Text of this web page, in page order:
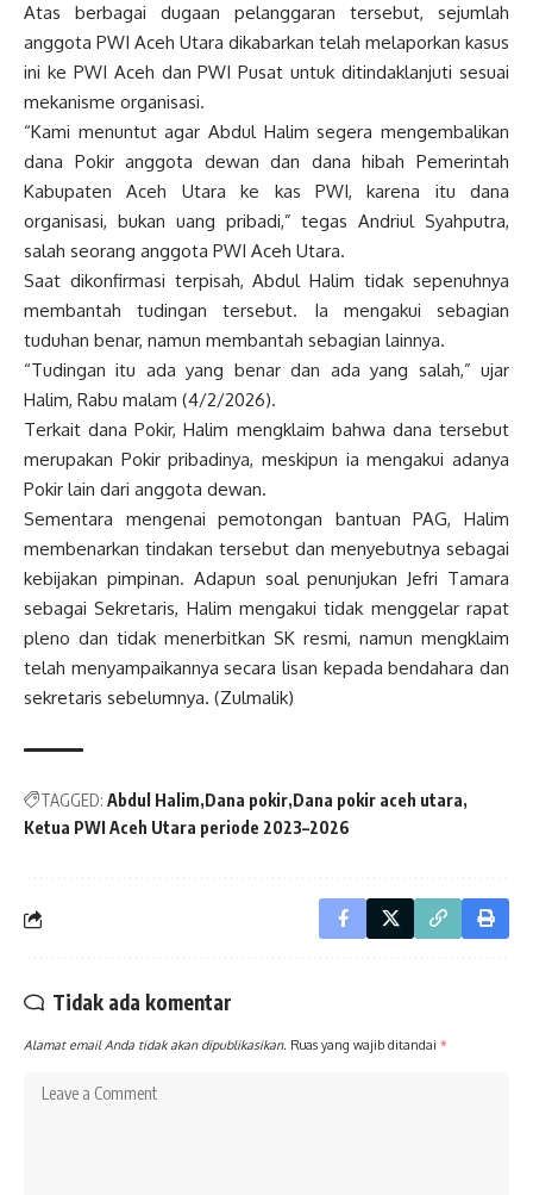
Atas berbagai dugaan pelanggaran tersebut, sejumlah
anggota PWI Aceh Utara dikabarkan telah melaporkan kasus
ini ke PWI Aceh dan PWI Pusat untuk ditindaklanjuti sesuai
mekanisme organisasi.
“Kami menuntut agar Abdul Halim segera mengembalikan
dana Pokir anggota dewan dan dana hibah Pemerintah
Kabupaten Aceh Utara ke kas PWI, karena itu dana
organisasi, bukan uang pribadi,” tegas Andriul Syahputra,
salah seorang anggota PWI Aceh Utara.
Saat dikonfirmasi terpisah, Abdul Halim tidak sepenuhnya
membantah tudingan tersebut. Ia mengakui sebagian
tuduhan benar, namun membantah sebagian lainnya.
“Tudingan itu ada yang benar dan ada yang salah,” ujar
Halim, Rabu malam (4/2/2026).
Terkait dana Pokir, Halim mengklaim bahwa dana tersebut
merupakan Pokir pribadinya, meskipun ia mengakui adanya
Pokir lain dari anggota dewan.
Sementara mengenai pemotongan bantuan PAG, Halim
membenarkan tindakan tersebut dan menyebutnya sebagai
kebijakan pimpinan. Adapun soal penunjukan Jefri Tamara
sebagai Sekretaris, Halim mengakui tidak menggelar rapat
pleno dan tidak menerbitkan SK resmi, namun mengklaim
telah menyampaikannya secara lisan kepada bendahara dan
sekretaris sebelumnya. (Zulmalik)
TAGGED: Abdul Halim Dana pokir Dana pokir aceh utara
Ketua PWI Aceh Utara periode 2023–2026
Tidak ada komentar
Alamat email Anda tidak akan dipublikasikan. Ruas yang wajib ditandai *